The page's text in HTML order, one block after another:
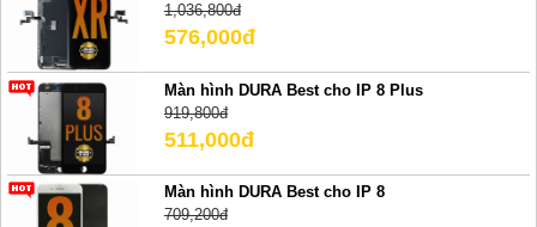
1,036,800đ
576,000đ
Màn hình DURA Best cho IP 8 Plus
919,800đ
511,000đ
Màn hình DURA Best cho IP 8
709,200đ